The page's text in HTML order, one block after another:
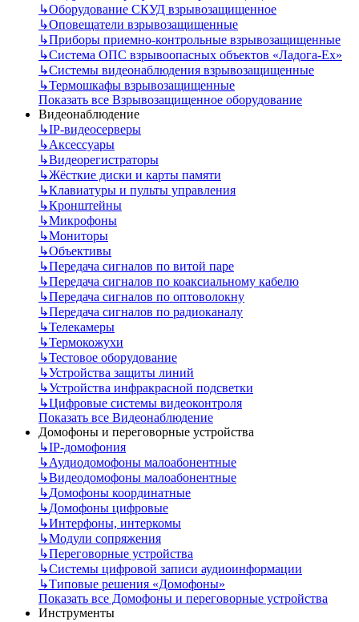
↳Оборудование СКУД взрывозащищенное
↳Оповещатели взрывозащищенные
↳Приборы приемно-контрольные взрывозащищенные
↳Система ОПС взрывоопасных объектов «Ладога-Ex»
↳Системы видеонаблюдения взрывозащищенные
↳Термошкафы взрывозащищенные
Показать все Взрывозащищенное оборудование
Видеонаблюдение
↳IP-видеосерверы
↳Аксессуары
↳Видеорегистраторы
↳Жёсткие диски и карты памяти
↳Клавиатуры и пульты управления
↳Кронштейны
↳Микрофоны
↳Мониторы
↳Объективы
↳Передача сигналов по витой паре
↳Передача сигналов по коаксиальному кабелю
↳Передача сигналов по оптоволокну
↳Передача сигналов по радиоканалу
↳Телекамеры
↳Термокожухи
↳Тестовое оборудование
↳Устройства защиты линий
↳Устройства инфракрасной подсветки
↳Цифровые системы видеоконтроля
Показать все Видеонаблюдение
Домофоны и переговорные устройства
↳IP-домофония
↳Аудиодомофоны малоабонентные
↳Видеодомофоны малоабонентные
↳Домофоны координатные
↳Домофоны цифровые
↳Интерфоны, интеркомы
↳Модули сопряжения
↳Переговорные устройства
↳Системы цифровой записи аудиоинформации
↳Типовые решения «Домофоны»
Показать все Домофоны и переговорные устройства
Инструменты